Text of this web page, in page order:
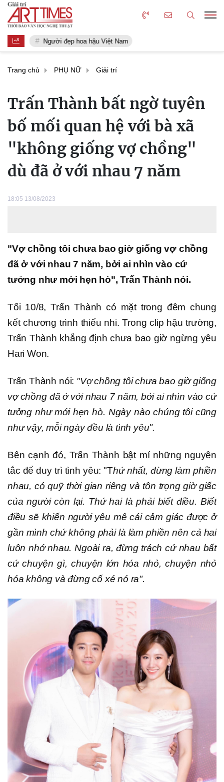
Người đẹp hoa hậu Việt Nam
Trang chủ PHỤ NỮ Giải trí
Trấn Thành bất ngờ tuyên
bố mối quan hệ với bà xã
"không giống vợ chồng"
dù đã ở với nhau 7 năm
18:05 13/08/2023
"Vợ chồng tôi chưa bao giờ giống vợ chồng
đã ở với nhau 7 năm, bởi ai nhìn vào cứ
tưởng như mới hẹn hò", Trấn Thành nói.
Tối 10/8, Trấn Thành có mặt trong đêm chung
kết chương trình thiếu nhi. Trong clip hậu trường,
Trấn Thành khẳng định chưa bao giờ ngừng yêu
Hari Won.
Trấn Thành nói: "Vợ chồng tôi chưa bao giờ giống
vợ chồng đã ở với nhau 7 năm, bởi ai nhìn vào cứ
tưởng như mới hẹn hò. Ngày nào chúng tôi cũng
như vậy, mỗi ngày đều là tình yêu".
Bên cạnh đó, Trấn Thành bật mí những nguyên
tắc để duy trì tình yêu: "Thứ nhất, đừng làm phiền
nhau, có quỹ thời gian riêng và tôn trọng giờ giấc
của người còn lại. Thứ hai là phải biết điều. Biết
điều sẽ khiến người yêu mê cái cảm giác được ở
gần mình chứ không phải là làm phiền nên cả hai
luôn nhớ nhau. Ngoài ra, đừng trách cứ nhau bất
cứ chuyện gì, chuyện lớn hóa nhỏ, chuyện nhỏ
hóa không và đừng cố xé nó ra".